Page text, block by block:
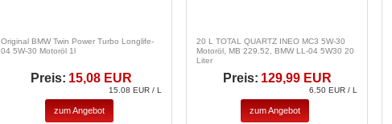
Original BMW Twin Power Turbo Longlife-
04 5W-30 Motoröl 1l
Preis: 15,08 EUR
15.08 EUR / L
zum Angebot
20 L TOTAL QUARTZ INEO MC3 5W-30
Motoröl, MB 229.52, BMW LL-04 5W30 20
Liter
Preis: 129,99 EUR
6.50 EUR / L
zum Angebot